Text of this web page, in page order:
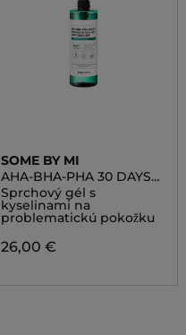
SOME BY MI
AHA-BHA-PHA 30 DAYS
MIRACLE ACNE CLEAR
BODY CLEANSER
Sprchový gél s
kyselinami na
problematickú pokožku
26,00 €